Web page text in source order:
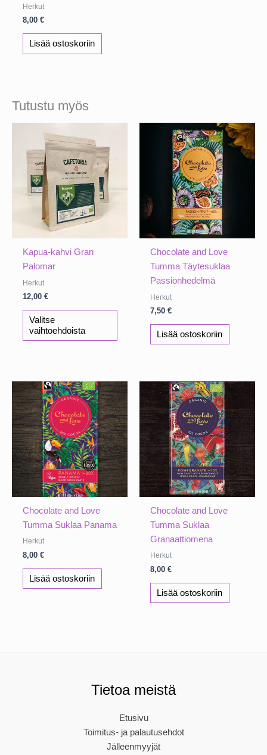
Herkut
8,00 €
Lisää ostoskoriin
Tutustu myös
Kapua-kahvi Gran
Palomar
Herkut
12,00 €
Valitse
vaihtoehdoista
Tällä
tuotteella
on
Voit
tehdä
valinnat
tuotteen
sivulla.
Chocolate and Love
Tumma Täytesuklaa
Passionhedelmä
Herkut
7,50 €
Lisää ostoskoriin
Chocolate and Love
Tumma Suklaa Panama
Herkut
8,00 €
Lisää ostoskoriin
Chocolate and Love
Tumma Suklaa
Granaattiomena
Herkut
8,00 €
Lisää ostoskoriin
Tietoa meistä
Etusivu
Toimitus- ja palautusehdot
Jälleenmyyjät